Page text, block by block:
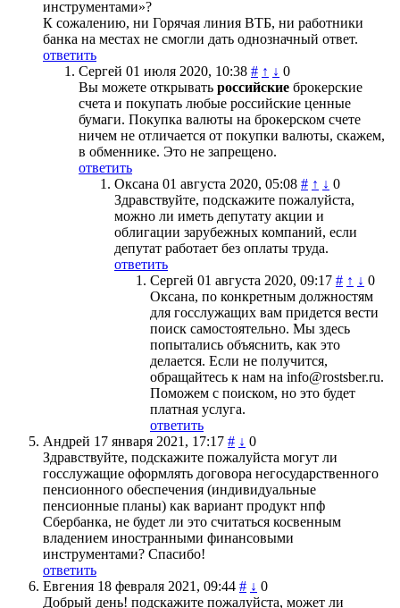
инструментами»?
К сожалению, ни Горячая линия ВТБ, ни работники
банка на местах не смогли дать однозначный ответ.
ответить
Сергей 01 июля 2020, 10:38 # ↑ ↓ 0
Вы можете открывать российские брокерские
счета и покупать любые российские ценные
бумаги. Покупка валюты на брокерском счете
ничем не отличается от покупки валюты, скажем,
в обменнике. Это не запрещено.
ответить
Оксана 01 августа 2020, 05:08 # ↑ ↓ 0
Здравствуйте, подскажите пожалуйста,
можно ли иметь депутату акции и
облигации зарубежных компаний, если
депутат работает без оплаты труда.
ответить
Сергей 01 августа 2020, 09:17 # ↑ ↓ 0
Оксана, по конкретным должностям
для госслужащих вам придется вести
поиск самостоятельно. Мы здесь
попытались объяснить, как это
делается. Если не получится,
обращайтесь к нам на info@rostsber.ru.
Поможем с поиском, но это будет
платная услуга.
ответить
Андрей 17 января 2021, 17:17 # ↓ 0
Здравствуйте, подскажите пожалуйста могут ли
госслужащие оформлять договора негосударственного
пенсионного обеспечения (индивидуальные
пенсионные планы) как вариант продукт нпф
Сбербанка, не будет ли это считаться косвенным
владением иностранными финансовыми
инструментами? Спасибо!
ответить
Евгения 18 февраля 2021, 09:44 # ↓ 0
Добрый день! подскажите пожалуйста, может ли